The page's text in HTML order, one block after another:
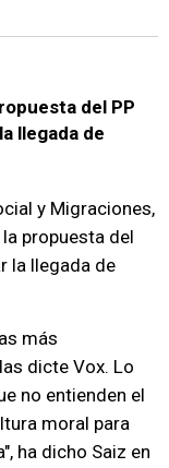
del PP
llegada de
y Migraciones,
propuesta del
la llegada de
más
dicte Vox. Lo
no entienden el
moral para
ha dicho Saiz en